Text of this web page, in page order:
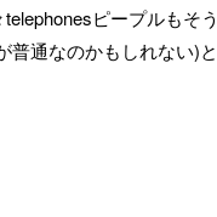
ピープルもそ
通なのかもしれない)